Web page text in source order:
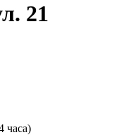
21
часа)